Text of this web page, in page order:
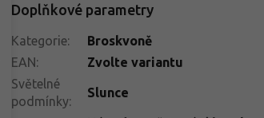
Doplňkové parametry
Kategorie:
Broskvoně
EAN:
Zvolte variantu
Světelné
podmínky:
Slunce